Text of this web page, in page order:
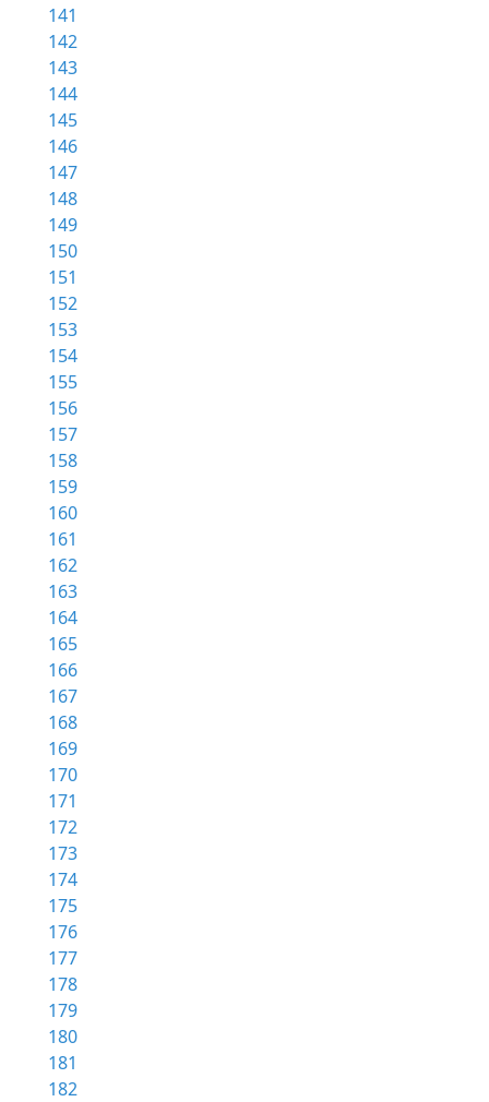
141
142
143
144
145
146
147
148
149
150
151
152
153
154
155
156
157
158
159
160
161
162
163
164
165
166
167
168
169
170
171
172
173
174
175
176
177
178
179
180
181
182